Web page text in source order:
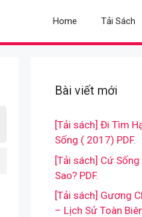
Home Tải Sách
Bài viết mới
[Tải sách] Đi Tìm
Sống ( 2017) PDF.
[Tải sách] Cứ
Sao? PDF.
[Tải sách] Gương
– Lịch Sử Toàn